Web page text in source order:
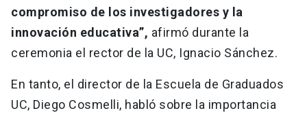
compromiso de los investigadores y la
innovación educativa”, afirmó durante la
ceremonia el rector de la UC, Ignacio Sánchez.
En tanto, el director de la Escuela de Graduados
UC, Diego Cosmelli, habló sobre la importancia